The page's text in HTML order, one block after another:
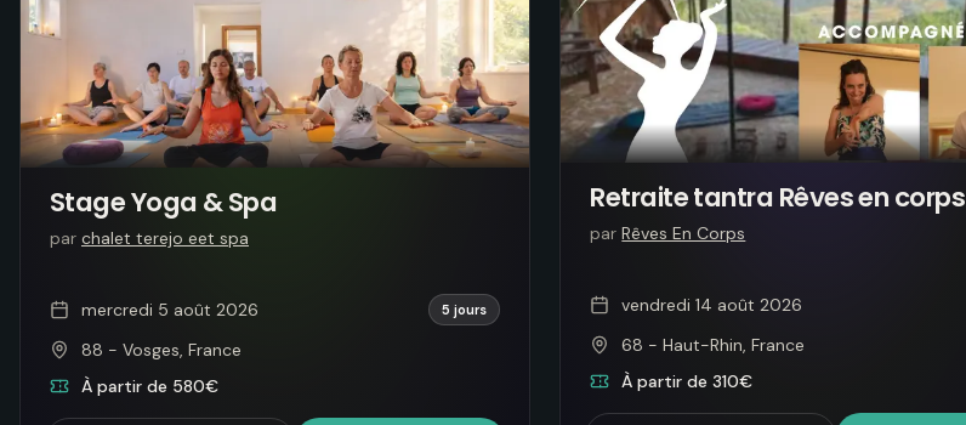
Stage Yoga & Spa
par chalet terejo eet spa
mercredi 5 août 2026 5 jours
88 - Vosges, France
À partir de 580€
Retraite tantra Rêves en corps
par Rêves En Corps
vendredi 14 août 2026
68 - Haut-Rhin, France
À partir de 310€